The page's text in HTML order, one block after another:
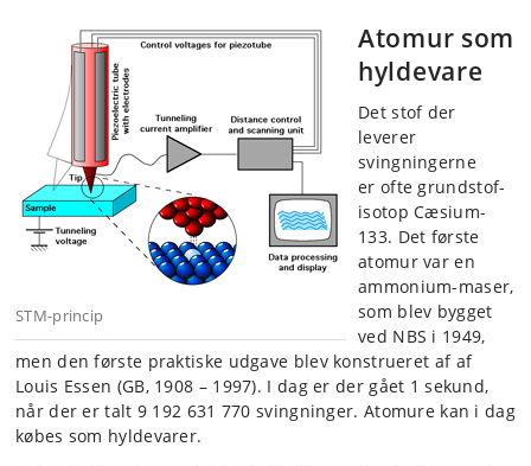
STM-princip
Atomur som
hyldevare
Det stof der
leverer
svingningerne
er ofte grundstof-
isotop Cæsium-
133. Det første
atomur var en
ammonium-maser,
som blev bygget
ved NBS i 1949,
men den første praktiske udgave blev konstrueret af af
Louis Essen (GB, 1908 – 1997). I dag er der gået 1 sekund,
når der er talt 9 192 631 770 svingninger. Atomure kan i dag
købes som hyldevarer.